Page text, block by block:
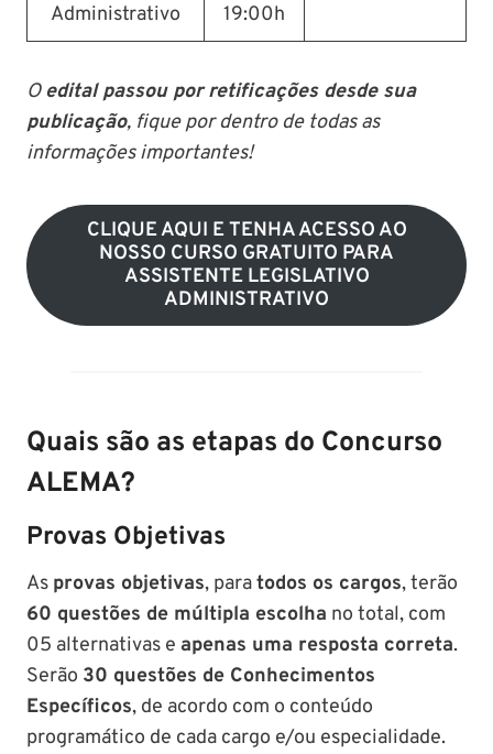
Administrativo
19:00h
O edital passou por retificações desde sua
publicação, fique por dentro de todas as
informações importantes!
CLIQUE AQUI E TENHA ACESSO AO
NOSSO CURSO GRATUITO PARA
ASSISTENTE LEGISLATIVO
ADMINISTRATIVO
Quais são as etapas do Concurso
ALEMA?
Provas Objetivas
As provas objetivas, paratodos os cargos, terão
60 questões de múltipla escolha no total, com
05 alternativas e apenas uma resposta correta.
Serão 30 questões de Conhecimentos
Específicos, de acordo com o conteúdo
programático de cada cargo e/ou especialidade.